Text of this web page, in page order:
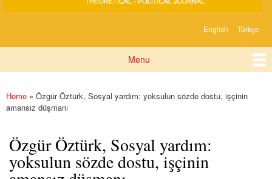
English Türkçe
Menu
You are here
Home » Özgür Öztürk, Sosyal yardım: yoksulun sözde dostu, işçinin
amansız düşmanı
Özgür Öztürk, Sosyal yardım:
yoksulun sözde dostu, işçinin